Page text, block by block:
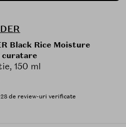
Black Rice Moisture
curatare
150 ml
de review-uri verificate